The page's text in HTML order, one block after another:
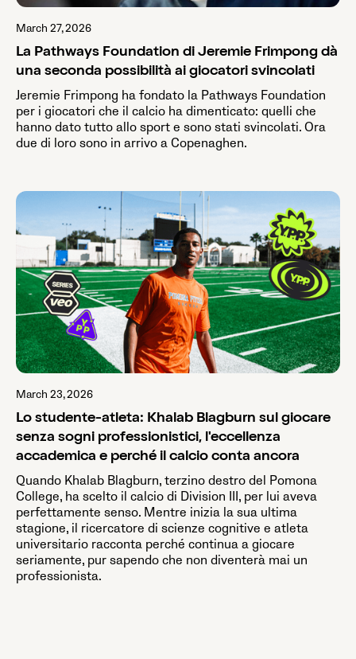
March 27, 2026
La Pathways Foundation di Jeremie Frimpong dà
una seconda possibilità ai giocatori svincolati
Jeremie Frimpong ha fondato la Pathways Foundation
per i giocatori che il calcio ha dimenticato: quelli che
hanno dato tutto allo sport e sono stati svincolati. Ora
due di loro sono in arrivo a Copenaghen.
March 23, 2026
Lo studente-atleta: Khalab Blagburn sul giocare
senza sogni professionistici, l'eccellenza
accademica e perché il calcio conta ancora
Quando Khalab Blagburn, terzino destro del Pomona
College, ha scelto il calcio di Division III, per lui aveva
perfettamente senso. Mentre inizia la sua ultima
stagione, il ricercatore di scienze cognitive e atleta
universitario racconta perché continua a giocare
seriamente, pur sapendo che non diventerà mai un
professionista.